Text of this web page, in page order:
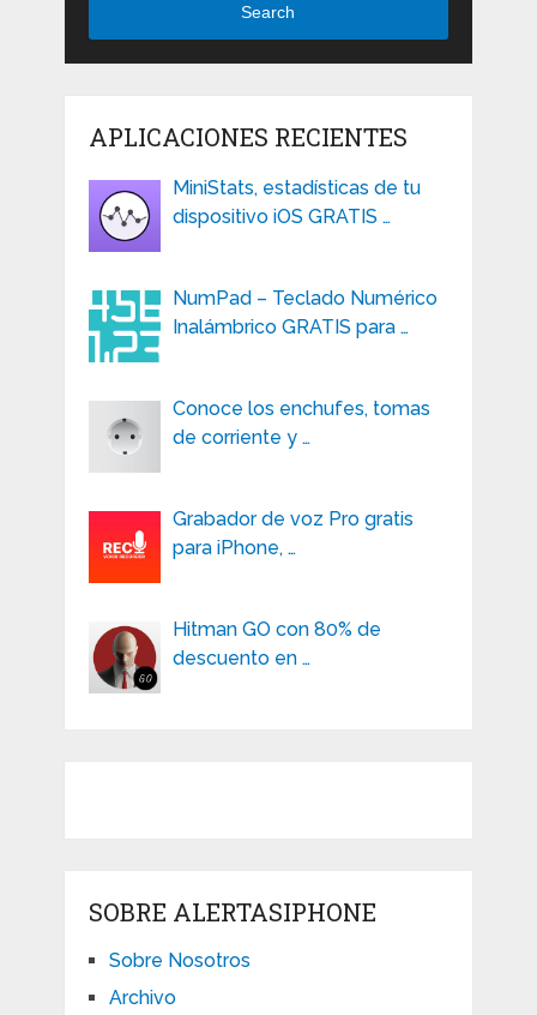
Search
APLICACIONES RECIENTES
MiniStats, estadísticas de tu
dispositivo iOS GRATIS …
NumPad – Teclado Numérico
Inalámbrico GRATIS para …
Conoce los enchufes, tomas
de corriente y …
Grabador de voz Pro gratis
para iPhone, …
Hitman GO con 80% de
descuento en …
SOBRE ALERTASIPHONE
Sobre Nosotros
Archivo